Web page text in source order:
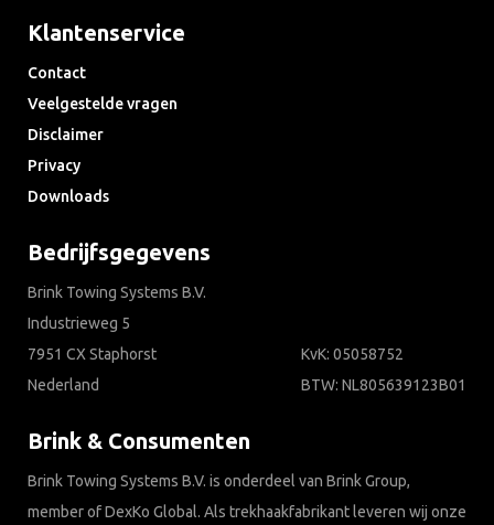
Klantenservice
Contact
Veelgestelde vragen
Disclaimer
Privacy
Downloads
Bedrijfsgegevens
Brink Towing Systems B.V.
Industrieweg 5
7951 CX Staphorst
Nederland
KvK: 05058752
BTW: NL805639123B01
Brink & Consumenten
Brink Towing Systems B.V. is onderdeel van Brink Group,
member of DexKo Global. Als trekhaakfabrikant leveren wij onze